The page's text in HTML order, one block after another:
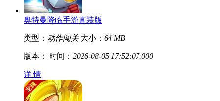
奥特曼降临手游直装版
类型： 动作闯关 大小： 64 MB
版本： 时间： 2026-08-05 17:52:07.000
详 情